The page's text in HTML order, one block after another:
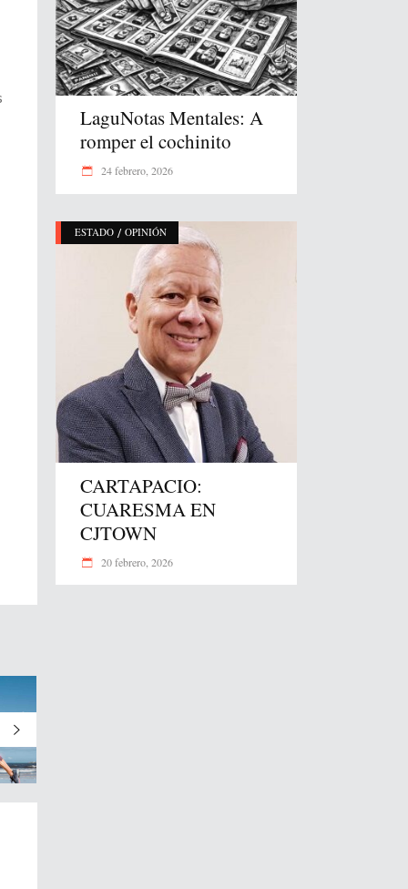
LaguNotas Mentales: A
romper el cochinito
24 febrero, 2026
ESTADO / OPINIÓN
CARTAPACIO:
CUARESMA EN
CJTOWN
20 febrero, 2026